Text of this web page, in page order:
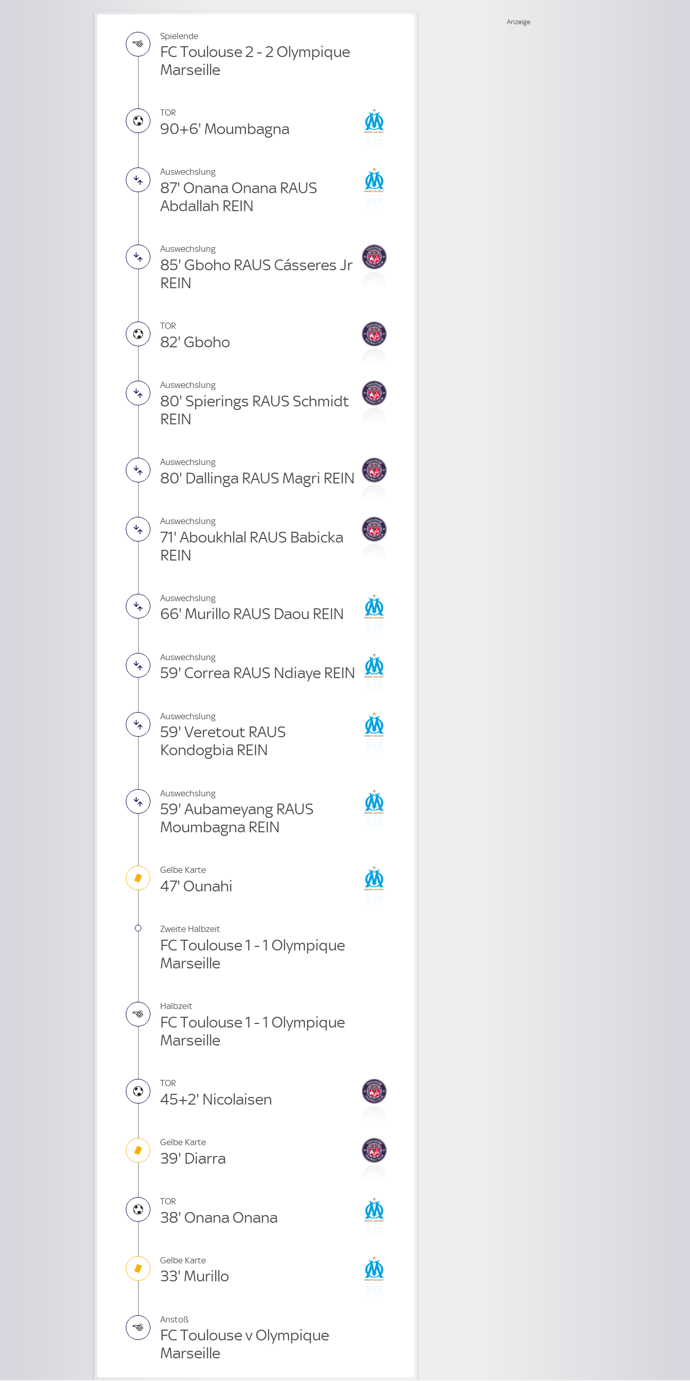
Spielende
FC Toulouse 2 - 2 Olympique
Marseille
TOR
90+6' Moumbagna
Auswechslung
87' Onana Onana RAUS
Abdallah REIN
Auswechslung
85' Gboho RAUS Cásseres Jr
REIN
TOR
82' Gboho
Auswechslung
80' Spierings RAUS Schmidt
REIN
Auswechslung
80' Dallinga RAUS Magri REIN
Auswechslung
71' Aboukhlal RAUS Babicka
REIN
Auswechslung
66' Murillo RAUS Daou REIN
Auswechslung
59' Correa RAUS Ndiaye REIN
Auswechslung
59' Veretout RAUS
Kondogbia REIN
Auswechslung
59' Aubameyang RAUS
Moumbagna REIN
Gelbe Karte
47' Ounahi
Zweite Halbzeit
FC Toulouse 1 - 1 Olympique
Marseille
Halbzeit
FC Toulouse 1 - 1 Olympique
Marseille
TOR
45+2' Nicolaisen
Gelbe Karte
39' Diarra
TOR
38' Onana Onana
Gelbe Karte
33' Murillo
Anstoß
FC Toulouse v Olympique
Marseille